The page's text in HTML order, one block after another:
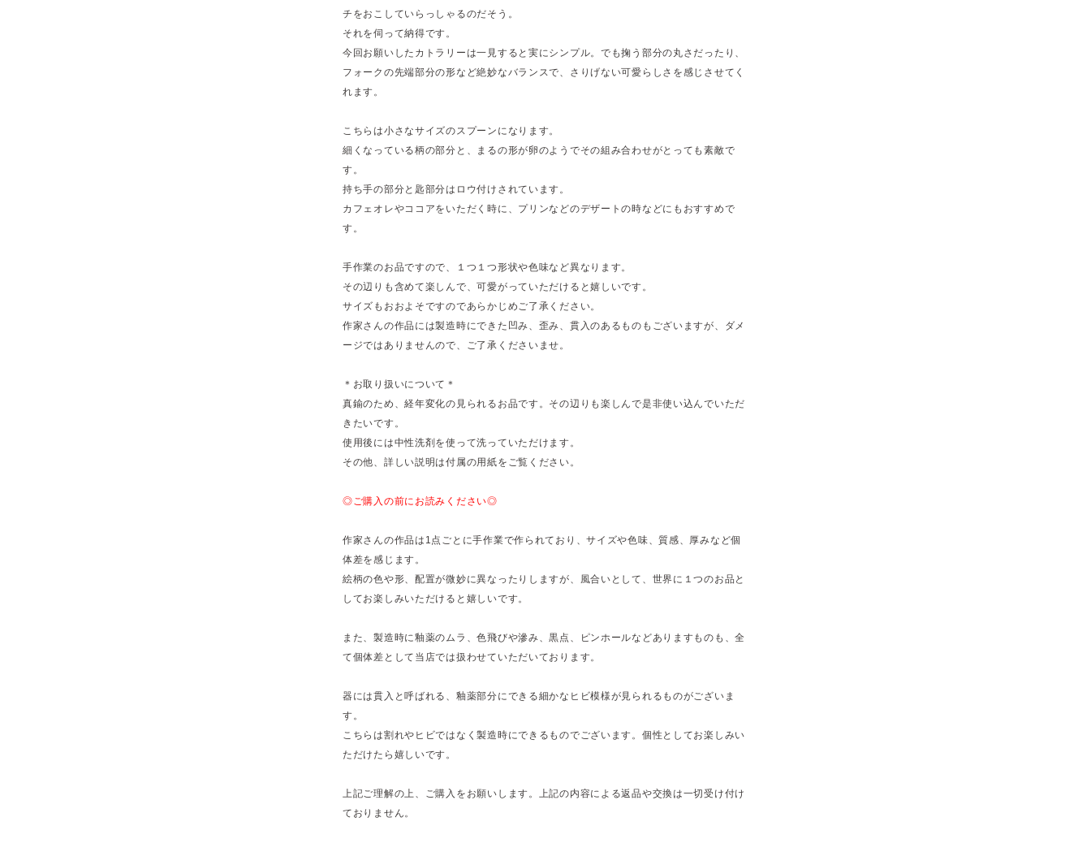
チをおこしていらっしゃるのだそう。
それを伺って納得です。
今回お願いしたカトラリーは一見すると実にシンプル。でも掬う部分の丸さだったり、
フォークの先端部分の形など絶妙なバランスで、さりげない可愛らしさを感じさせてく
れます。
こちらは小さなサイズのスプーンになります。
細くなっている柄の部分と、まるの形が卵のようでその組み合わせがとっても素敵で
す。
持ち手の部分と匙部分はロウ付けされています。
カフェオレやココアをいただく時に、プリンなどのデザートの時などにもおすすめで
す。
手作業のお品ですので、１つ１つ形状や色味など異なります。
その辺りも含めて楽しんで、可愛がっていただけると嬉しいです。
サイズもおおよそですのであらかじめご了承ください。
作家さんの作品には製造時にできた凹み、歪み、貫入のあるものもございますが、ダメ
ージではありませんので、ご了承くださいませ。
＊お取り扱いについて＊
真鍮のため、経年変化の見られるお品です。その辺りも楽しんで是非使い込んでいただ
きたいです。
使用後には中性洗剤を使って洗っていただけます。
その他、詳しい説明は付属の用紙をご覧ください。
◎ご購入の前にお読みください◎
作家さんの作品は1点ごとに手作業で作られており、サイズや色味、質感、厚みなど個
体差を感じます。
絵柄の色や形、配置が微妙に異なったりしますが、風合いとして、世界に１つのお品と
してお楽しみいただけると嬉しいです。
また、製造時に釉薬のムラ、色飛びや滲み、黒点、ピンホールなどありますものも、全
て個体差として当店では扱わせていただいております。
器には貫入と呼ばれる、釉薬部分にできる細かなヒビ模様が見られるものがございま
す。
こちらは割れやヒビではなく製造時にできるものでございます。個性としてお楽しみい
ただけたら嬉しいです。
上記ご理解の上、ご購入をお願いします。上記の内容による返品や交換は一切受け付け
ておりません。